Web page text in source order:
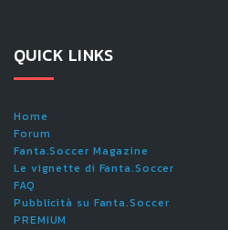
QUICK LINKS
Home
Forum
Fanta.Soccer Magazine
Le vignette di Fanta.Soccer
FAQ
Pubblicità su Fanta.Soccer
PREMIUM